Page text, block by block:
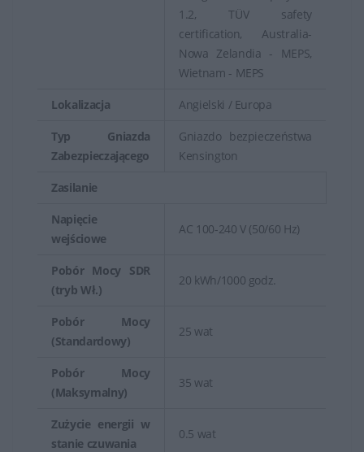
1.2, TÜV safety
certification, Australia-
Nowa Zelandia - MEPS,
Wietnam - MEPS
Lokalizacja Angielski / Europa
Typ Gniazda
Zabezpieczającego
Gniazdo bezpieczeństwa
Kensington
Zasilanie
Napięcie
wejściowe
AC 100-240 V (50/60 Hz)
Pobór Mocy SDR
(tryb Wł.)
20 kWh/1000 godz.
Pobór Mocy
(Standardowy)
25 wat
Pobór Mocy
(Maksymalny)
35 wat
Zużycie energii w
stanie czuwania
0.5 wat